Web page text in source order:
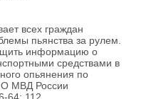
всех граждан
пьянства за рулем.
информацию о
средствами в
опьянения по
МВД России